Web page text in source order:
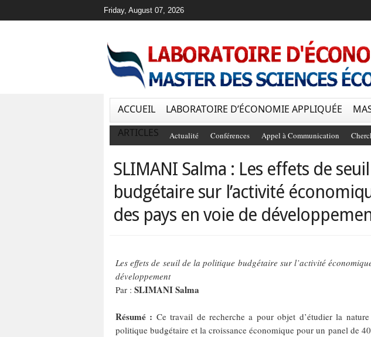
Friday, August 07, 2026
ACCUEIL LABORATOIRE D’ÉCONOMIE APPLIQUÉE
ARTICLES
Actualité Conférences Appel à Communication
SLIMANI Salma : Les effets de
budgétaire sur l’activité
des pays en voie de
Les effets de seuil de la politique budgétaire sur l’activité
développement
Par : SLIMANI Salma
Résumé : Ce travail de recherche a pour objet d’étudier la
politique budgétaire et la croissance économique pour un panel de